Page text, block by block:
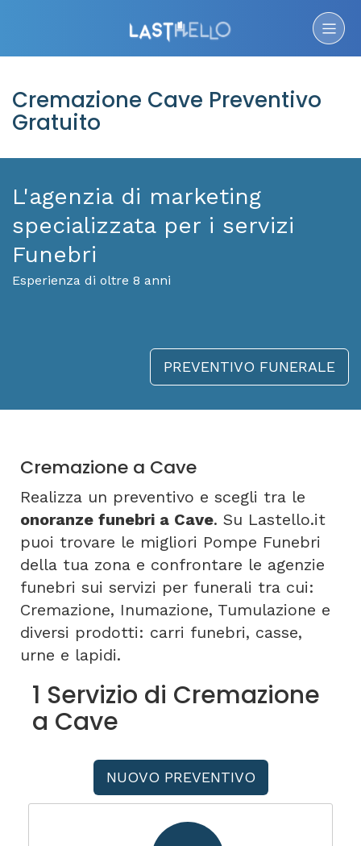
Cremazione Cave Preventivo
Gratuito
L'agenzia di marketing
specializzata per i servizi
Funebri
Esperienza di oltre 8 anni
PREVENTIVO FUNERALE
Cremazione a Cave
Realizza un preventivo e scegli tra le
onoranze funebri a Cave. Su Lastello.it
puoi trovare le migliori Pompe Funebri
della tua zona e confrontare le agenzie
funebri sui servizi per funerali tra cui:
Cremazione, Inumazione, Tumulazione e
diversi prodotti: carri funebri, casse,
urne e lapidi.
1 Servizio di Cremazione
a Cave
NUOVO PREVENTIVO